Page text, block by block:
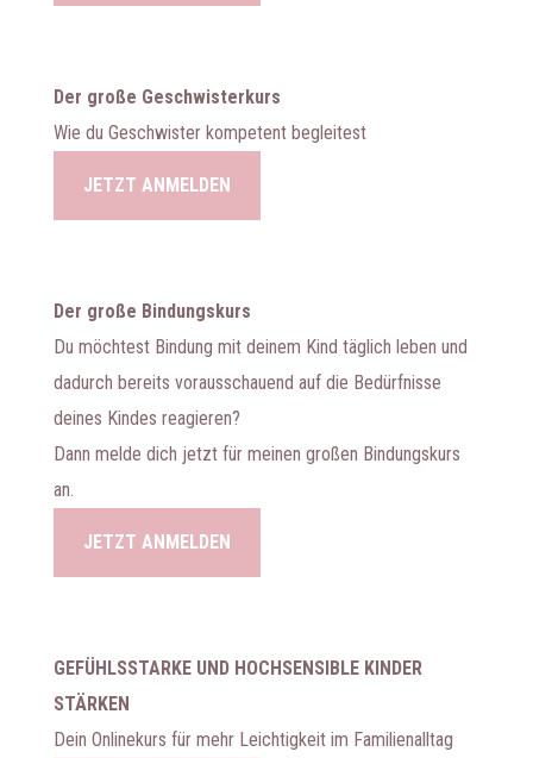
Der große Geschwisterkurs
Wie du Geschwister kompetent begleitest
JETZT ANMELDEN
Der große Bindungskurs
Du möchtest Bindung mit deinem Kind täglich leben und
dadurch bereits vorausschauend auf die Bedürfnisse
deines Kindes reagieren?
Dann melde dich jetzt für meinen großen Bindungskurs
an.
JETZT ANMELDEN
GEFÜHLSSTARKE UND HOCHSENSIBLE KINDER
STÄRKEN
Dein Onlinekurs für mehr Leichtigkeit im Familienalltag